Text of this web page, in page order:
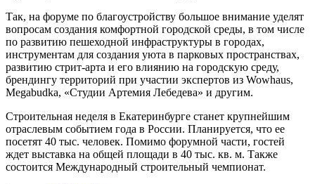
Так, на форуме по благоустройству большое внимание уделят
вопросам создания комфортной городской среды, в том числе
по развитию пешеходной инфраструктуры в городах,
инструментам для создания уюта в парковых пространствах,
развитию стрит-арта и его влиянию на городскую среду,
брендингу территорий при участии экспертов из Wowhaus,
Megabudka, «Студии Артемия Лебедева» и другим.
Строительная неделя в Екатеринбурге станет крупнейшим
отраслевым событием года в России. Планируется, что ее
посетят 40 тыс. человек. Помимо форумной части, гостей
ждет выставка на общей площади в 40 тыс. кв. м. Также
состоится Международный строительный чемпионат.